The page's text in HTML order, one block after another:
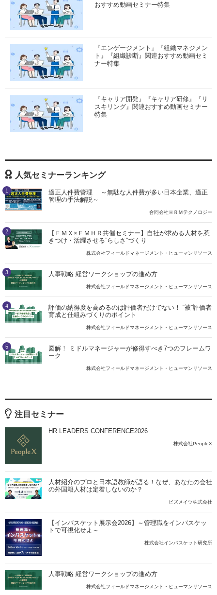
おすすめ動画セミナー特集
『エンゲージメント』『組織マネジメン
ト』『組織診断』関連おすすめ動画セミ
ナー特集
『キャリア開発』『キャリア研修』『リ
スキリング』関連おすすめ動画セミナー
特集
人気セミナーランキング
1
適正人件費管理 ～無駄な人件費が多い日本企業、適正
管理の手法解説～
合同会社ＨＲＭテクノロジー
2
【ＦＭＸ×ＦＭＨＲ共催セミナー】自社が求める人材を惹
きつけ・活躍させる”らしさ”づくり
株式会社フィールドマネージメント・ヒューマンリソース
3 人事戦略 経営ワークショップの進め方
株式会社フィールドマネージメント・ヒューマンリソース
4
評価の納得度を高めるのは評価者だけでない！ “被”評価者
育成と仕組みづくりのポイント
株式会社フィールドマネージメント・ヒューマンリソース
5
図解！ ミドルマネージャーが修得すべき7つのフレームワ
ーク
株式会社フィールドマネージメント・ヒューマンリソース
注目セミナー
HR LEADERS CONFERENCE2026
株式会社PeopleX
人材紹介のプロと日本語教師が語る！なぜ、あなたの会社
の外国籍人材は定着しないのか？
ビズメイツ株式会社
【インバスケット展示会2026】～管理職をインバスケッ
トで可視化せよ～
株式会社インバスケット研究所
人事戦略 経営ワークショップの進め方
株式会社フィールドマネージメント・ヒューマンリソース